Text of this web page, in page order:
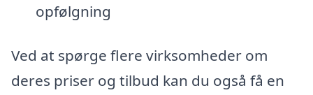
opfølgning
Ved at spørge flere virksomheder om
deres priser og tilbud kan du også få en